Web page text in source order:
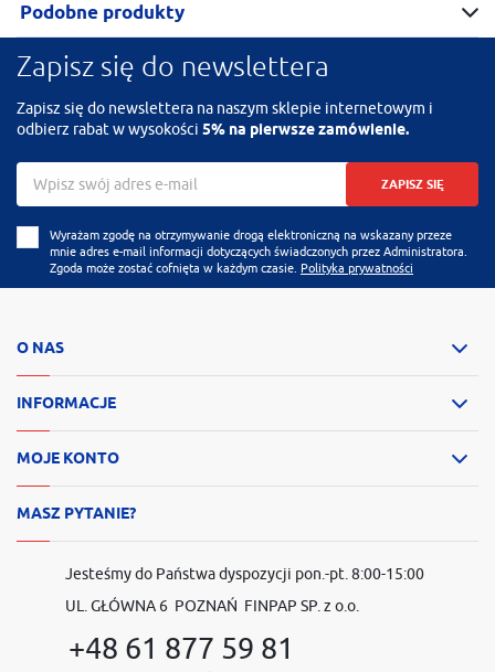
Podobne produkty
Zapisz się do newslettera
Zapisz się do newslettera na naszym sklepie internetowym i
odbierz rabat w wysokości 5% na pierwsze zamówienie.
ZAPISZ SIĘ
Wyrażam zgodę na otrzymywanie drogą elektroniczną na wskazany przeze
mnie adres e-mail informacji dotyczących świadczonych przez Administratora.
Zgoda może zostać cofnięta w każdym czasie. Polityka prywatności
O NAS
INFORMACJE
MOJE KONTO
MASZ PYTANIE?
Jesteśmy do Państwa dyspozycji pon.-pt. 8:00-15:00
UL. GŁÓWNA 6 POZNAŃ FINPAP SP. z o.o.
+48 61 877 59 81